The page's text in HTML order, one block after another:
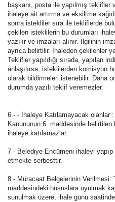
başkanı, posta ile yapılmış
ihaleye ait artırma ve eksiltme
sonra istekliler sıra ile tekliflerde
çekilen isteklilerin bu durumları
yazılır ve imzaları alınır. İlgilinin
ayrıca belirtilir. İhaleden çekilenler
Teklifler yapıldığı sırada, yapılan
anlaşılırsa; isteklilerden komisyon
olarak bildirmeleri istenebilir. Daha
durumda yazılı teklif veremezler.
6 - - İhaleye Katılamayacak olanlar
Kanununun 6. maddesinde
ihaleye katılamazlar.
7 - Belediye Encümeni ihaleyi
etmekte serbesttir.
8 - Müracaat Belgelerinin Verilmesi:
maddesindeki hususlara uyulmak
sunulmak üzere, ihale günü